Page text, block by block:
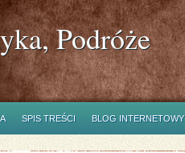
Podróże
SPIS TREŚCI BLOG INTERNETOWY